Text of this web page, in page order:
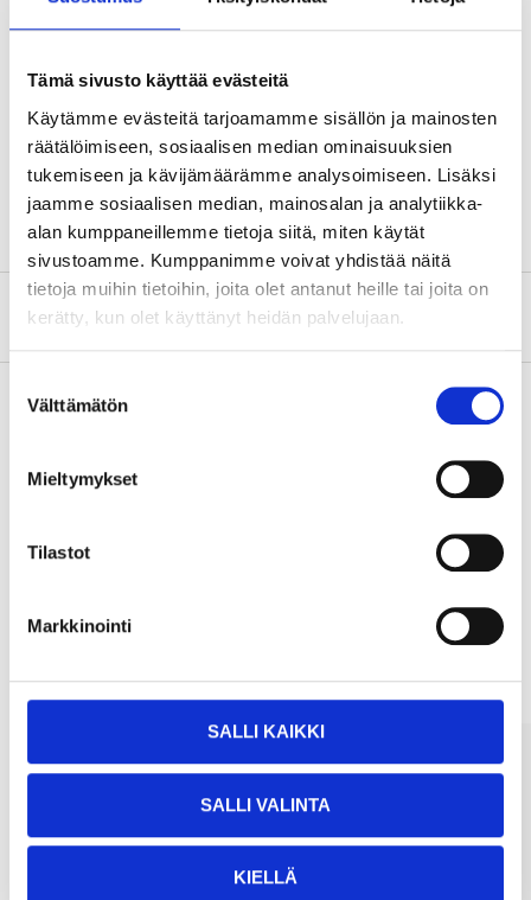
Tämä sivusto käyttää evästeitä
Käytämme evästeitä tarjoamamme sisällön ja mainosten
räätälöimiseen, sosiaalisen median ominaisuuksien
tukemiseen ja kävijämäärämme analysoimiseen. Lisäksi
jaamme sosiaalisen median, mainosalan ja analytiikka-
alan kumppaneillemme tietoja siitä, miten käytät
sivustoamme. Kumppanimme voivat yhdistää näitä
tietoja muihin tietoihin, joita olet antanut heille tai joita on
kerätty, kun olet käyttänyt heidän palvelujaan.
valinta
Välttämätön
Mieltymykset
Tilastot
Markkinointi
SALLI KAIKKI
SALLI VALINTA
KIELLÄ
Kärkiväli
0,8 mm
Napoja
3 kpl
Tietoa valmistajasta
Osta verkosta ja nouda tavaratalosta jo 2 tunnin kuluttua!
Muut asiakkaat ostivat myös